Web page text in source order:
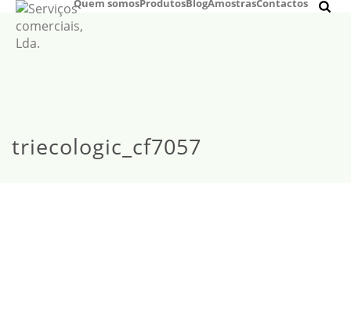
Quem somosProdutosBlogAmostrasContactos
triecologic_cf7057